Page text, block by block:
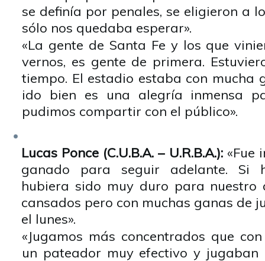
se definía por penales, se eligieron a
sólo nos quedaba esperar».
«La gente de Santa Fe y los que
vernos, es gente de primera.
tiempo. El estadio estaba con mucha
ido bien es una alegría inmensa
pudimos compartir con el público».
Lucas Ponce (C.U.B.A. – U.R.B.A.): «Fue
ganado para seguir adelante. Si
hubiera sido muy duro para nuestro
cansados pero con muchas ganas de
el lunes».
«Jugamos más concentrados que
un pateador muy efectivo y jugaban